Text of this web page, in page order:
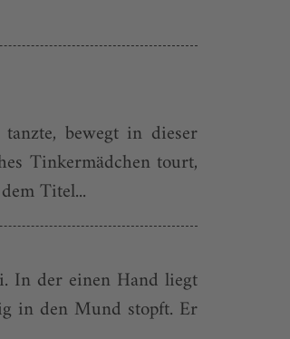
bewegt in dieser
Tinkermädchen tourt,
Titel...
In der einen Hand liegt
in den Mund stopft. Er